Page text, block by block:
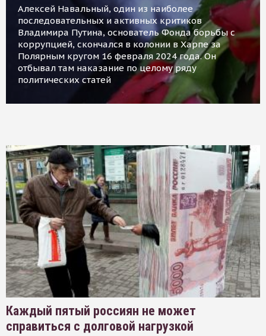
Алексей Навальный, один из наиболее
последовательных и активных критиков
Владимира Путина, основатель Фонда борьбы с
коррупцией, скончался в колонии в Харпе за
Полярным кругом 16 февраля 2024 года. Он
отбывал там наказание по целому ряду
политических статей
Каждый пятый россиян не может
справиться с долговой нагрузкой